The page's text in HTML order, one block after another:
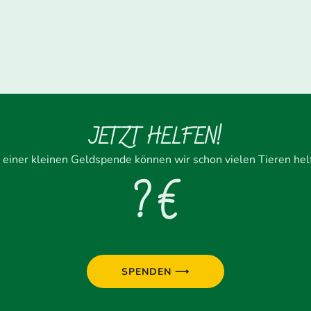
JETZT HELFEN!
kleinen Geldspende können wir schon vielen Tieren
? €
SPENDEN ⟶